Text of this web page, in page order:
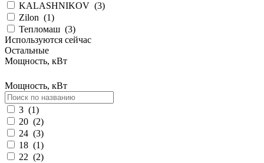
KALASHNIKOV (3)
Zilon (1)
Тепломаш (3)
Используются сейчас
Остальные
Мощность, кВт
Мощность, кВт
3 (1)
20 (2)
24 (3)
18 (1)
22 (2)